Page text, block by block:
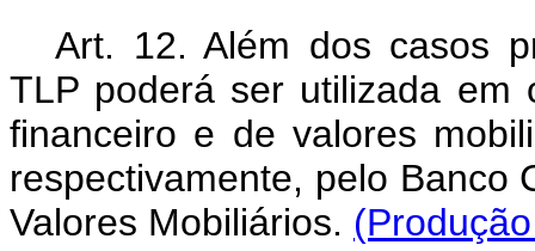
Art. 12. Além dos casos
TLP poderá ser utilizada em
financeiro e de valores
respectivamente, pelo Banco
Valores Mobiliários.